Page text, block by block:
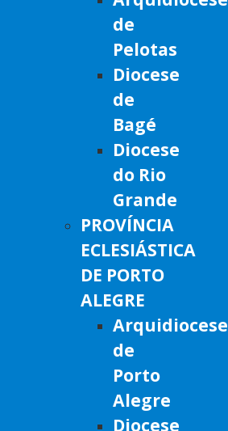
de
Pelotas
Diocese
de
Bagé
Diocese
do Rio
Grande
PROVÍNCIA
ECLESIÁSTICA
DE PORTO
ALEGRE
Arquidiocese
de
Porto
Alegre
Diocese